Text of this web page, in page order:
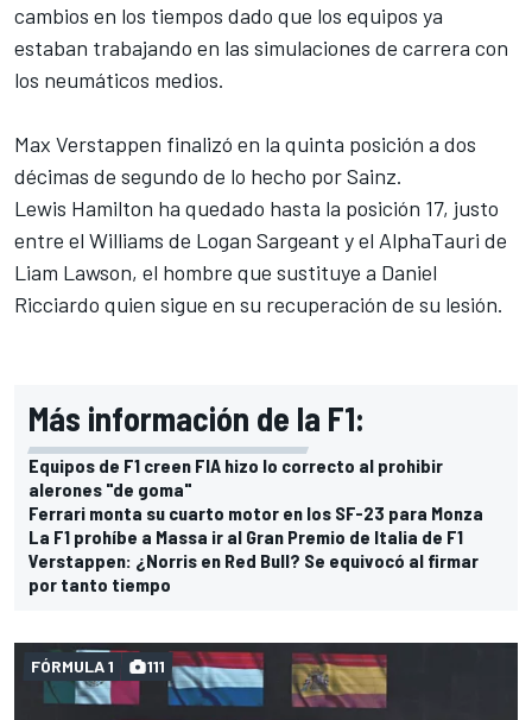
cambios en los tiempos dado que los equipos ya
estaban trabajando en las simulaciones de carrera con
los neumáticos medios.
Max Verstappen finalizó en la quinta posición a dos
décimas de segundo de lo hecho por Sainz.
Lewis Hamilton ha quedado hasta la posición 17, justo
entre el Williams de Logan Sargeant y el AlphaTauri de
Liam Lawson, el hombre que sustituye a Daniel
Ricciardo quien sigue en su recuperación de su lesión.
Más información de la F1:
Equipos de F1 creen FIA hizo lo correcto al prohibir
alerones "de goma"
Ferrari monta su cuarto motor en los SF-23 para Monza
La F1 prohíbe a Massa ir al Gran Premio de Italia de F1
Verstappen: ¿Norris en Red Bull? Se equivocó al firmar
por tanto tiempo
FÓRMULA 1 111